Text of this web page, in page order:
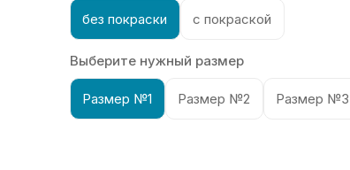
без покраски с покраской
Выберите нужный размер
Размер №1 Размер №2 Размер №3